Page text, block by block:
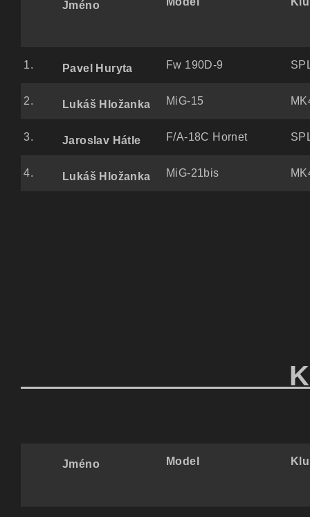
Jméno
1. Pavel Huryta Fw 190D-9
2. Lukáš Hložanka MiG-15
3. Jaroslav Hátle F/A-18C Hornet
4. Lukáš Hložanka MiG-21bis
Jméno Model